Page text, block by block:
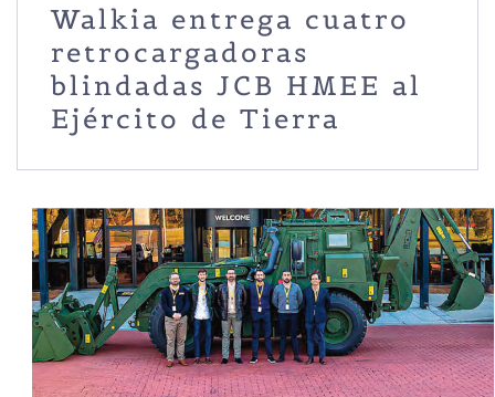
Walkia entrega cuatro
retrocargadoras
blindadas JCB HMEE al
Ejército de Tierra